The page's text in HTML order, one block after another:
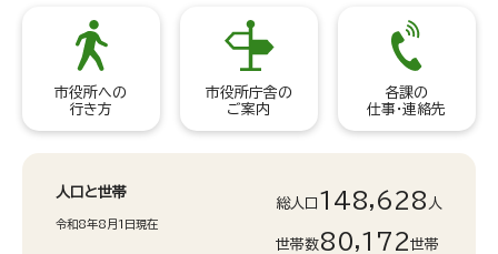
市役所への
行き方
市役所庁舎の
ご案内
各課の
仕事・連絡先
人口と世帯
令和8年8月1日現在
総人口 148,628 人
世帯数80,172世帯